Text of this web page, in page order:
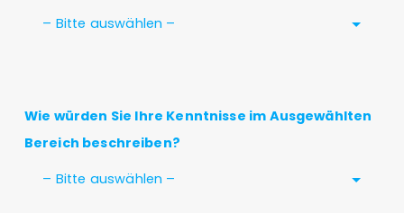
– Bitte auswählen –
Wie würden Sie Ihre Kenntnisse im Ausgewählten
Bereich beschreiben?
– Bitte auswählen –